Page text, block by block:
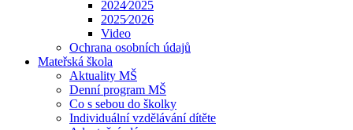
2024⁄2025
2025⁄2026
Video
Ochrana osobních údajů
Mateřská škola
Aktuality MŠ
Denní program MŠ
Co s sebou do školky
Individuální vzdělávání dítěte